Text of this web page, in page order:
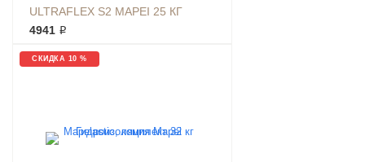
ULTRAFLEX S2 MAPEI 25 КГ
СЕРЫЙ
4941 ₽
СКИДКА 10 %